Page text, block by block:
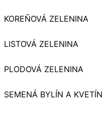
KOREŇOVÁ ZELENINA
LISTOVÁ ZELENINA
PLODOVÁ ZELENINA
SEMENÁ BYLÍN A KVETÍN